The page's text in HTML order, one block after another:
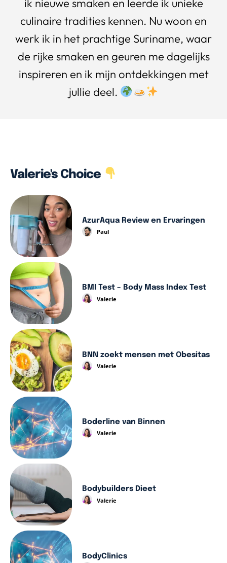
ik nieuwe smaken en leerde ik unieke
culinaire tradities kennen. Nu woon en
werk ik in het prachtige Suriname, waar
de rijke smaken en geuren me dagelijks
inspireren en ik mijn ontdekkingen met
jullie deel.
Valerie's Choice
AzurAqua Review en Ervaringen
Paul
BMI Test – Body Mass Index Test
Valerie
BNN zoekt mensen met Obesitas
Valerie
Boderline van Binnen
Valerie
Bodybuilders Dieet
Valerie
BodyClinics